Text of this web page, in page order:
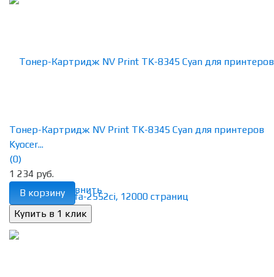
избранное сравнить
Тонер-Картридж NV Print TK-8345 Cyan для принтеров
Kyocer...
(0)
1 234 руб.
В корзину